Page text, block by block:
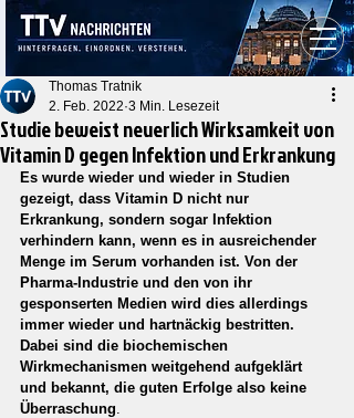
Studie beweist neuerlich Wirksamkeit von
Vitamin D gegen Infektion und Erkrankung
Thomas Tratnik
2. Feb. 2022 3 Min. Lesezeit
Es wurde wieder und wieder in Studien
gezeigt, dass Vitamin D nicht nur
Erkrankung, sondern sogar Infektion
verhindern kann, wenn es in ausreichender
Menge im Serum vorhanden ist. Von der
Pharma-Industrie und den von ihr
gesponserten Medien wird dies allerdings
immer wieder und hartnäckig bestritten.
Dabei sind die biochemischen
Wirkmechanismen weitgehend aufgeklärt
und bekannt, die guten Erfolge also keine
Überraschung.